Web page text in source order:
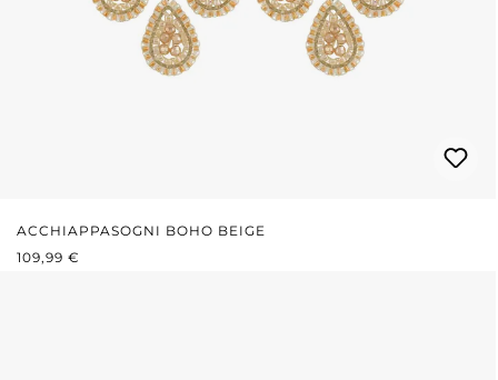
ACCHIAPPASOGNI BOHO BEIGE
PREZZO NORMALE:
109,99 €